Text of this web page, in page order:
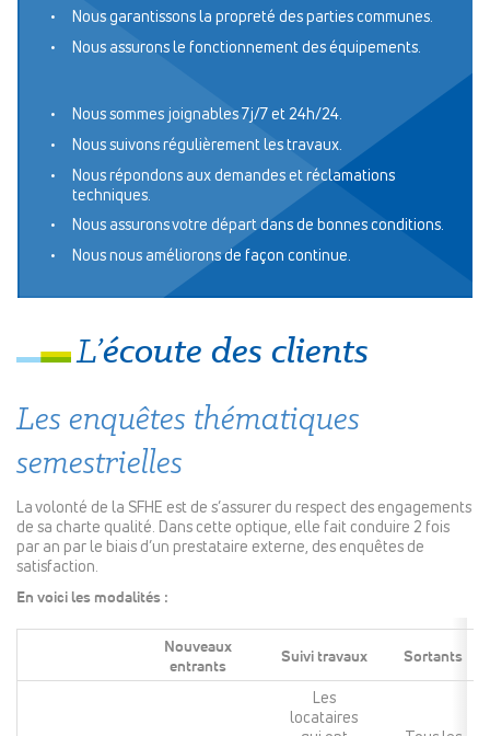
Nous garantissons la propreté des parties communes.
Nous assurons le fonctionnement des équipements.
Nous sommes joignables 7j/7 et 24h/24.
Nous suivons régulièrement les travaux.
Nous répondons aux demandes et réclamations
techniques.
Nous assurons votre départ dans de bonnes conditions.
Nous nous améliorons de façon continue.
L’écoute des clients
Les enquêtes thématiques
semestrielles
La volonté de la SFHE est de s’assurer du respect des engagements
de sa charte qualité. Dans cette optique, elle fait conduire 2 fois
par an par le biais d’un prestataire externe, des enquêtes de
satisfaction.
En voici les modalités :
Nouveaux
entrants
Suivi travaux Sortants
Les
locataires